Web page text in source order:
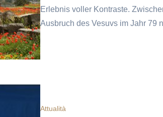
Erlebnis voller Kontraste.
Ausbruch des Vesuvs im Jahr 79
Attualità